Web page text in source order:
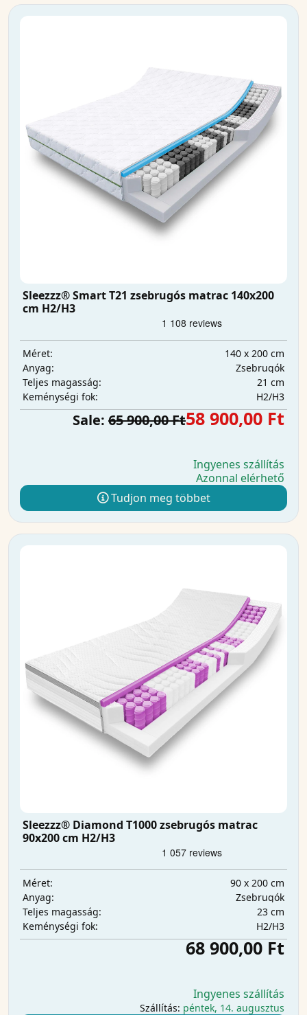
Sleezzz® Smart T21 zsebrugós matrac 140x200
cm H2/H3
Méret:
140 x 200 cm
Anyag:
Zsebrugók
Teljes magasság:
21 cm
Keménységi fok:
H2/H3
Sale: 65 900,00 Ft58 900,00 Ft
Ingyenes szállítás
Azonnal elérhető
Tudjon meg többet
Sleezzz® Diamond T1000 zsebrugós matrac
90x200 cm H2/H3
Méret:
90 x 200 cm
Anyag:
Zsebrugók
Teljes magasság:
23 cm
Keménységi fok:
H2/H3
68 900,00 Ft
Ingyenes szállítás
Szállítás: péntek, 14. augusztus